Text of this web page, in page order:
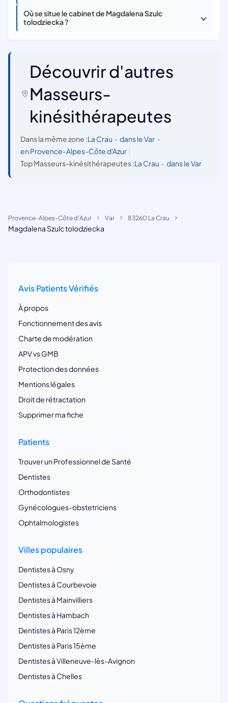
Où se situe le cabinet de Magdalena Szulc
tolodziecka ?
Découvrir d'autres
Masseurs-
kinésithérapeutes
Dans la même zone :La Crau • dans le Var •
en Provence-Alpes-Côte d'Azur
Top Masseurs-kinésithérapeutes :La Crau • dans le Var
Provence-Alpes-Côte d'Azur Var 83260 La Crau
Magdalena Szulc tolodziecka
Avis Patients Vérifiés
À propos
Fonctionnement des avis
Charte de modération
APV vs GMB
Protection des données
Mentions légales
Droit de rétractation
Supprimer ma fiche
Patients
Trouver un Professionnel de Santé
Dentistes
Orthodontistes
Gynécologues-obstetriciens
Ophtalmologistes
Villes populaires
Dentistes à Osny
Dentistes à Courbevoie
Dentistes à Mainvilliers
Dentistes à Hambach
Dentistes à Paris 12ème
Dentistes à Paris 15ème
Dentistes à Villeneuve-lès-Avignon
Dentistes à Chelles